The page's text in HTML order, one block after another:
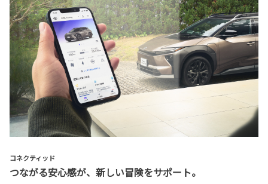
コネクティッド
つながる安心感が、新しい冒険をサポート。